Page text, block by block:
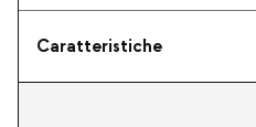
Caratteristiche